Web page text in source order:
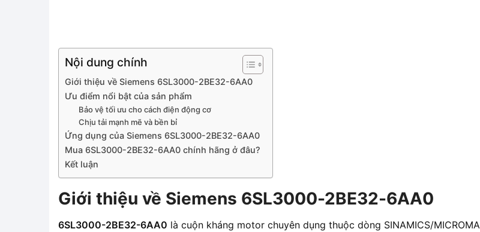
Nội dung chính
Giới thiệu về Siemens 6SL3000-2BE32-6AA0
Ưu điểm nổi bật của sản phẩm
Bảo vệ tối ưu cho cách điện động cơ
Chịu tải mạnh mẽ và bền bỉ
Ứng dụng của Siemens 6SL3000-2BE32-6AA0
Mua 6SL3000-2BE32-6AA0 chính hãng ở đâu?
Kết luận
Giới thiệu về Siemens 6SL3000-2BE32-6AA0
6SL3000-2BE32-6AA0 là cuộn kháng motor chuyên dụng thuộc dòng SINAMICS/